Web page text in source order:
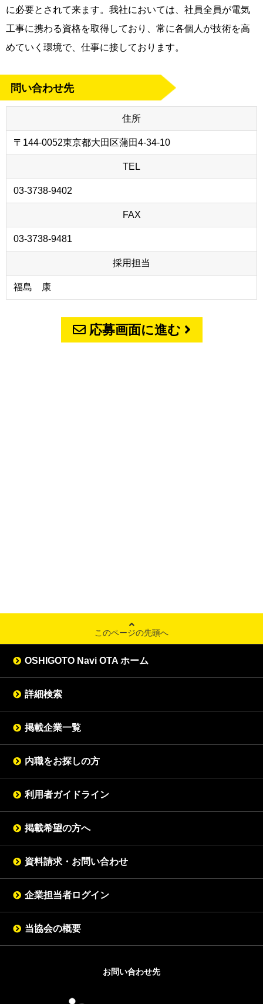
に必要とされて来ます。我社においては、社員全員が電気
工事に携わる資格を取得しており、常に各個人が技術を高
めていく環境で、仕事に接しております。
問い合わせ先
住所
〒144-0052東京都大田区蒲田4-34-10
TEL
03-3738-9402
FAX
03-3738-9481
採用担当
福島 康
応募画面に進む
このページの先頭へ
OSHIGOTO Navi OTA ホーム
詳細検索
掲載企業一覧
内職をお探しの方
利用者ガイドライン
掲載希望の方へ
資料請求・お問い合わせ
企業担当者ログイン
当協会の概要
お問い合わせ先